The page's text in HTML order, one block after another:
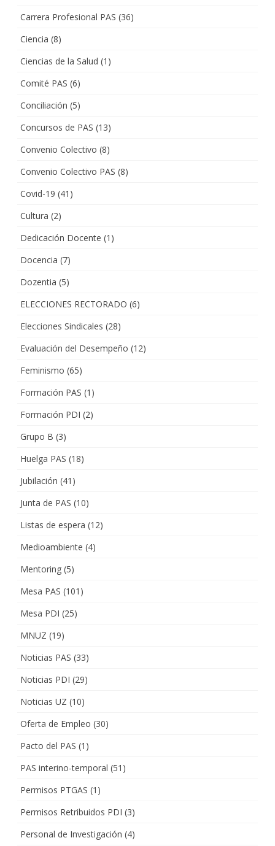
Carrera Profesional PAS (36)
Ciencia (8)
Ciencias de la Salud (1)
Comité PAS (6)
Conciliación (5)
Concursos de PAS (13)
Convenio Colectivo (8)
Convenio Colectivo PAS (8)
Covid-19 (41)
Cultura (2)
Dedicación Docente (1)
Docencia (7)
Dozentia (5)
ELECCIONES RECTORADO (6)
Elecciones Sindicales (28)
Evaluación del Desempeño (12)
Feminismo (65)
Formación PAS (1)
Formación PDI (2)
Grupo B (3)
Huelga PAS (18)
Jubilación (41)
Junta de PAS (10)
Listas de espera (12)
Medioambiente (4)
Mentoring (5)
Mesa PAS (101)
Mesa PDI (25)
MNUZ (19)
Noticias PAS (33)
Noticias PDI (29)
Noticias UZ (10)
Oferta de Empleo (30)
Pacto del PAS (1)
PAS interino-temporal (51)
Permisos PTGAS (1)
Permisos Retribuidos PDI (3)
Personal de Investigación (4)